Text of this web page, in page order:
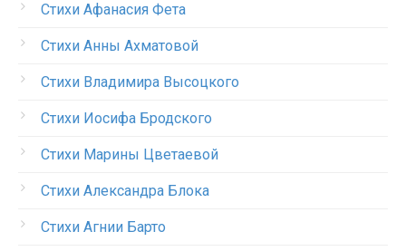
Стихи Афанасия Фета
Стихи Анны Ахматовой
Стихи Владимира Высоцкого
Стихи Иосифа Бродского
Стихи Марины Цветаевой
Стихи Александра Блока
Стихи Агнии Барто